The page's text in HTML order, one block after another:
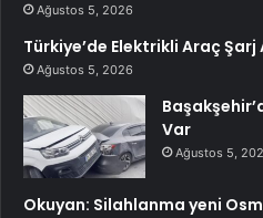
Ağustos 5, 2026
Türkiye’de Elektrikli Araç Şarj
Ağustos 5, 2026
Var
Ağustos 5,
Okuyan: Silahlanma yeni